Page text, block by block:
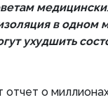
в одном
ухудшить
отчет о